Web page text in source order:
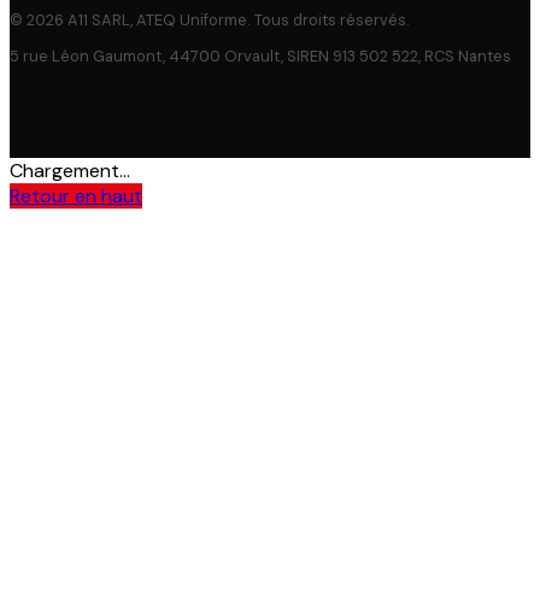
© 2026 A11 SARL, ATEQ Uniforme. Tous droits réservés.
5 rue Léon Gaumont, 44700 Orvault, SIREN 913 502 522, RCS Nantes
Chargement...
Retour en haut